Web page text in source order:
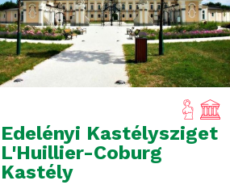
Edelényi Kastélysziget
L'Huillier-Coburg
Kastély